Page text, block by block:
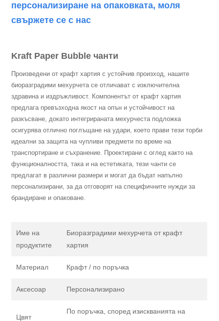
персонализиране на опаковката, моля
свържете се с нас
Kraft Paper Bubble чанти
Произведени от крафт хартия с устойчив произход, нашите
биоразградими мехурчета се отличават с изключителна
здравина и издръжливост. Компонентът от крафт хартия
предлага превъзходна якост на опън и устойчивост на
разкъсване, докато интегрираната мехурчеста подложка
осигурява отлично поглъщане на удари, което прави тези торби
идеални за защита на чупливи предмети по време на
транспортиране и съхранение. Проектирани с оглед както на
функционалността, така и на естетиката, тези чанти се
предлагат в различни размери и могат да бъдат напълно
персонализирани, за да отговорят на специфичните нужди за
брандиране и опаковане.
Име на
продуктите
Биоразградими мехурчета от крафт
хартия
Материал Крафт / по поръчка
Аксесоар Персонализирано
Цвят
По поръчка, според изискванията на